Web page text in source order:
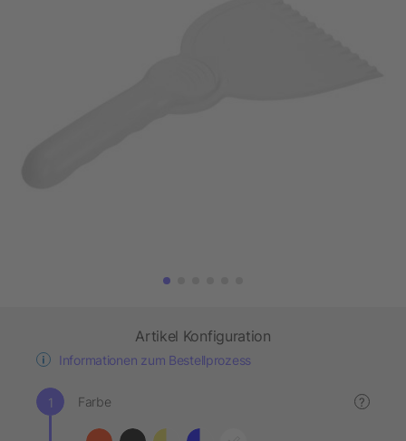
Artikel Konfiguration
Informationen zum Bestellprozess
Farbe ?